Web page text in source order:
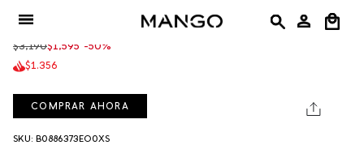
contenido
crudo
azul
Mono Birkin azul
Precio
regular
$3,190$1,595 -50%
$1.356
COMPRAR AHORA
SKU: B0886373EO0XS